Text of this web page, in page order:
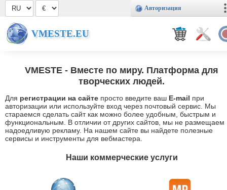
Авторизация
VMESTE.EU
VMESTE - Вместе по миру. Платформа для
творческих людей.
Для регистрации на сайте просто введите ваш E-mail при
авторизации или используйте вход через почтовый сервис. Мы
стараемся сделать сайт как можно более удобным, быстрым и
функциональным. В отличии от других сайтов, мы не размещаем
надоедливую рекламу. На нашем сайте вы найдете полезные
сервисы и инструменты для вебмастера.
Наши коммерческие услуги